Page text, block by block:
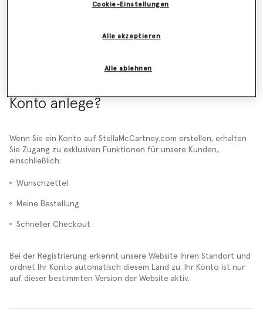
Es sind mehr als 24 Stunden vergangen und ich habe immer noch keine
Konto anlege?
Wenn Sie ein Konto auf StellaMcCartney.com erstellen, erhalten
Sie Zugang zu exklusiven Funktionen für unsere Kunden,
einschließlich:
Wunschzettel
Meine Bestellung
Schneller Checkout
Bei der Registrierung erkennt unsere Website Ihren Standort und
ordnet Ihr Konto automatisch diesem Land zu. Ihr Konto ist nur
auf dieser bestimmten Version der Website aktiv.
Cookie-Einstellungen
Alle ablehnen
Alle akzeptieren